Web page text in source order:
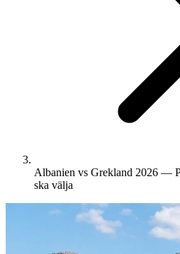
Albanien vs Grekland 2026 —
ska välja